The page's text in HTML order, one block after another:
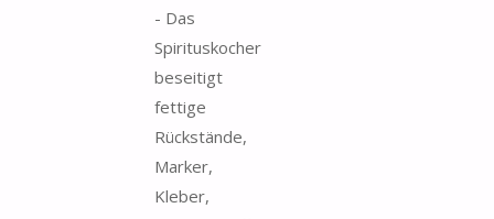
- Das
Spirituskocher
beseitigt
fettige
Rückstände,
Marker,
Kleber,